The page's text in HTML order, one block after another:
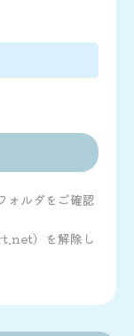
ォルダをご確認
）を解除し